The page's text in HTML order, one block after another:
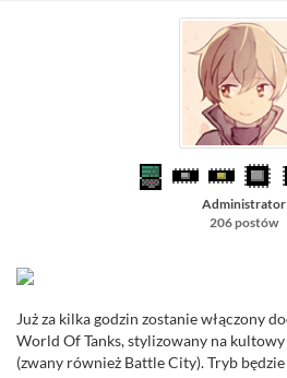
Administrator
206 postów
Już za kilka godzin zostanie włączony
World Of Tanks, stylizowany na kultowy
(zwany również Battle City). Tryb